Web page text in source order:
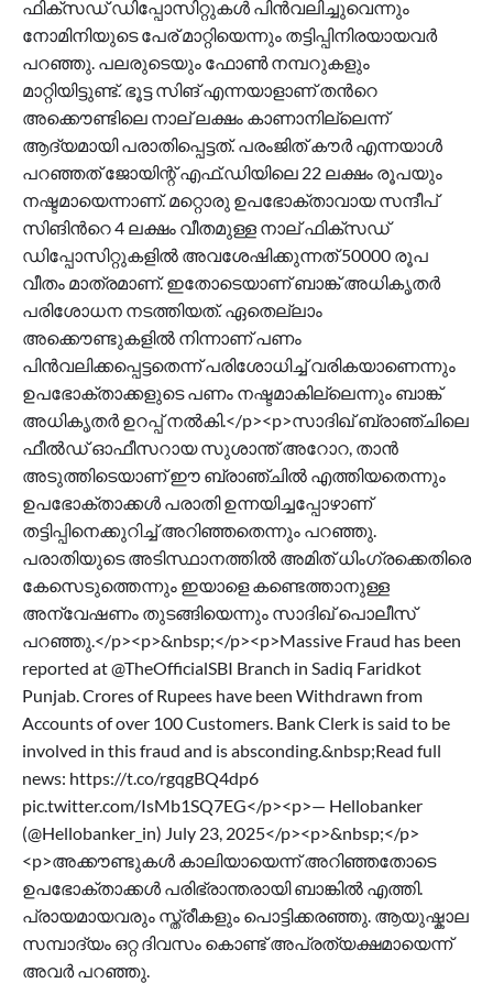
ഫിക്സഡ് ഡിപ്പോസിറ്റുകൾ പിൻവലിച്ചുവെന്നും
നോമിനിയുടെ പേര് മാറ്റിയെന്നും തട്ടിപ്പിനിരയായവർ
പറഞ്ഞു. പലരുടെയും ഫോണ്‍ നമ്പറുകളും
മാറ്റിയിട്ടുണ്ട്. ഭൂട്ട സിങ് എന്നയാളാണ് തന്‍റെ
അക്കൌണ്ടിലെ നാല് ലക്ഷം കാണാനില്ലെന്ന്
ആദ്യമായി പരാതിപ്പെട്ടത്. പരംജിത് കൗർ എന്നയാൾ
പറഞ്ഞത് ജോയിന്റ് എഫ്.ഡിയിലെ 22 ലക്ഷം രൂപയും
നഷ്ടമായെന്നാണ്. മറ്റൊരു ഉപഭോക്താവായ സന്ദീപ്
സിങിന്‍റെ 4 ലക്ഷം വീതമുള്ള നാല് ഫിക്സഡ്
ഡിപ്പോസിറ്റുകളിൽ അവശേഷിക്കുന്നത് 50000 രൂപ
വീതം മാത്രമാണ്. ഇതോടെയാണ് ബാങ്ക് അധികൃതർ
പരിശോധന നടത്തിയത്. ഏതെല്ലാം
അക്കൌണ്ടുകളിൽ നിന്നാണ് പണം
പിൻവലിക്കപ്പെട്ടതെന്ന് പരിശോധിച്ച് വരികയാണെന്നും
ഉപഭോക്താക്കളുടെ പണം നഷ്ടമാകില്ലെന്നും ബാങ്ക്
അധികൃതർ ഉറപ്പ് നൽകി.</p><p>സാദിഖ് ബ്രാഞ്ചിലെ
ഫീൽഡ് ഓഫീസറായ സുശാന്ത് അറോറ, താൻ
അടുത്തിടെയാണ് ഈ ബ്രാഞ്ചിൽ എത്തിയതെന്നും
ഉപഭോക്താക്കൾ പരാതി ഉന്നയിച്ചപ്പോഴാണ്
തട്ടിപ്പിനെക്കുറിച്ച് അറിഞ്ഞതെന്നും പറഞ്ഞു.
പരാതിയുടെ അടിസ്ഥാനത്തിൽ അമിത് ധിംഗ്രക്കെതിരെ
കേസെടുത്തെന്നും ഇയാളെ കണ്ടെത്താനുള്ള
അന്വേഷണം തുടങ്ങിയെന്നും സാദിഖ് പൊലീസ്
പറഞ്ഞു.</p><p>&nbsp;</p><p>Massive Fraud has been
reported at @TheOfficialSBI Branch in Sadiq Faridkot
Punjab. Crores of Rupees have been Withdrawn from
Accounts of over 100 Customers. Bank Clerk is said to be
involved in this fraud and is absconding.&nbsp;Read full
news: https://t.co/rgqgBQ4dp6
pic.twitter.com/IsMb1SQ7EG</p><p>— Hellobanker
(@Hellobanker_in) July 23, 2025</p><p>&nbsp;</p>
<p>അക്കൗണ്ടുകൾ കാലിയായെന്ന് അറിഞ്ഞതോടെ
ഉപഭോക്താക്കൾ പരിഭ്രാന്തരായി ബാങ്കിൽ എത്തി.
പ്രായമായവരും സ്ത്രീകളും പൊട്ടിക്കരഞ്ഞു. ആയുഷ്കാല
സമ്പാദ്യം ഒറ്റ ദിവസം കൊണ്ട് അപ്രത്യക്ഷമായെന്ന്
അവർ പറഞ്ഞു.